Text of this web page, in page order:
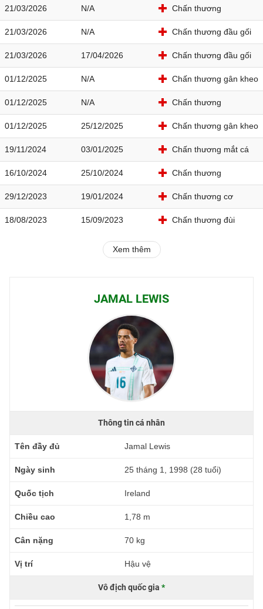
21/03/2026 N/A Chấn thương
21/03/2026 N/A Chấn thương đầu gối
21/03/2026 17/04/2026 Chấn thương đầu gối
01/12/2025 N/A Chấn thương gân kheo
01/12/2025 N/A Chấn thương
01/12/2025 25/12/2025 Chấn thương gân kheo
19/11/2024 03/01/2025 Chấn thương mắt cá
16/10/2024 25/10/2024 Chấn thương
29/12/2023 19/01/2024 Chấn thương cơ
18/08/2023 15/09/2023 Chấn thương đùi
Xem thêm
JAMAL LEWIS
Thông tin cá nhân
Tên đầy đủ Jamal Lewis
Ngày sinh 25 tháng 1, 1998 (28 tuổi)
Quốc tịch Ireland
Chiều cao 1,78 m
Cân nặng 70 kg
Vị trí Hậu vệ
Vô địch quốc gia *